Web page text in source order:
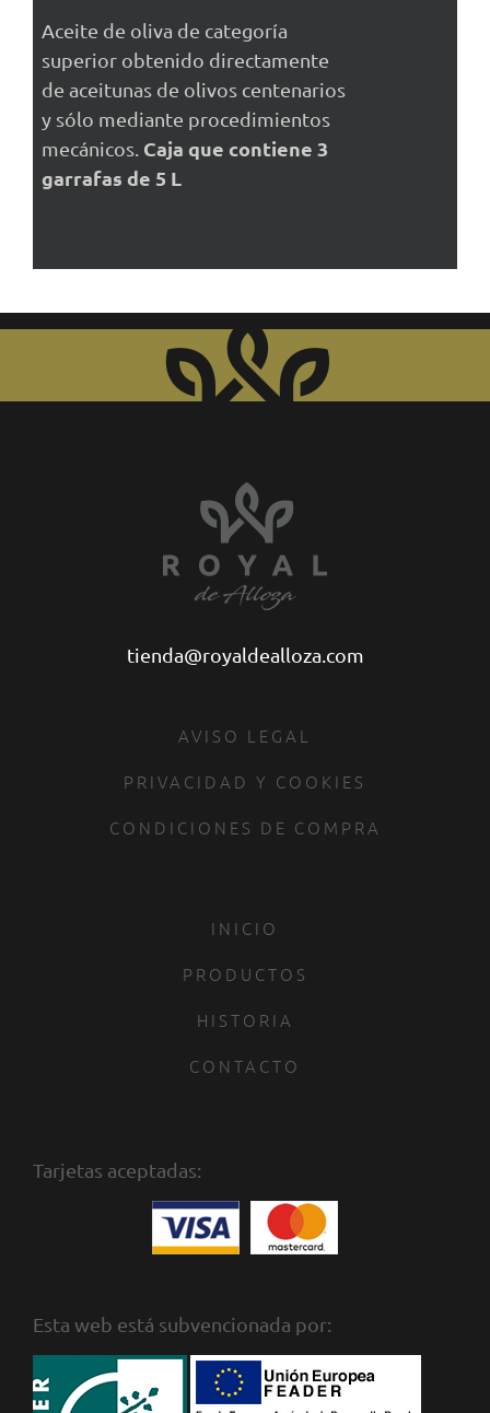
Aceite de oliva de categoría
superior obtenido directamente
de aceitunas de olivos centenarios
y sólo mediante procedimientos
mecánicos. Caja que contiene 3
garrafas de 5 L
tienda@royaldealloza.com
AVISO LEGAL
PRIVACIDAD Y COOKIES
CONDICIONES DE COMPRA
INICIO
PRODUCTOS
HISTORIA
CONTACTO
Tarjetas aceptadas:
Esta web está subvencionada por: